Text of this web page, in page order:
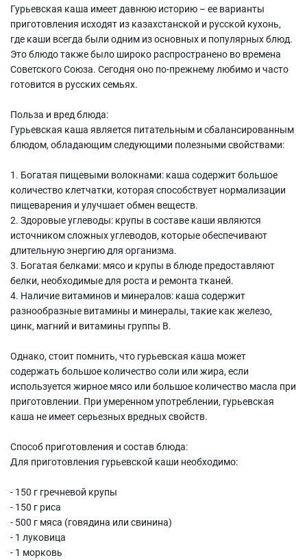
Гурьевская каша имеет давнюю историю – ее варианты
приготовления исходят из казахстанской и русской кухонь,
где каши всегда были одним из основных и популярных блюд.
Это блюдо также было широко распространено во времена
Советского Союза. Сегодня оно по-прежнему любимо и часто
готовится в русских семьях.
Польза и вред блюда:
Гурьевская каша является питательным и сбалансированным
блюдом, обладающим следующими полезными свойствами:
1. Богатая пищевыми волокнами: каша содержит большое
количество клетчатки, которая способствует нормализации
пищеварения и улучшает обмен веществ.
2. Здоровые углеводы: крупы в составе каши являются
источником сложных углеводов, которые обеспечивают
длительную энергию для организма.
3. Богатая белками: мясо и крупы в блюде предоставляют
белки, необходимые для роста и ремонта тканей.
4. Наличие витаминов и минералов: каша содержит
разнообразные витамины и минералы, такие как железо,
цинк, магний и витамины группы В.
Однако, стоит помнить, что гурьевская каша может
содержать большое количество соли или жира, если
используется жирное мясо или большое количество масла при
приготовлении. При умеренном употреблении, гурьевская
каша не имеет серьезных вредных свойств.
Способ приготовления и состав блюда:
Для приготовления гурьевской каши необходимо:
- 150 г гречневой крупы
- 150 г риса
- 500 г мяса (говядина или свинина)
- 1 луковица
- 1 морковь